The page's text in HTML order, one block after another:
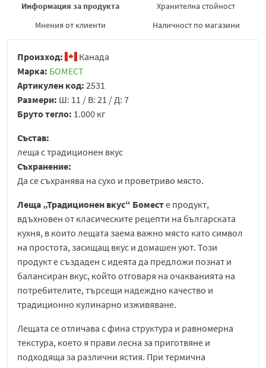
Информация за продукта
Хранителна стойност
Мнения от клиенти
Наличност по магазини
Произход:
Канада
Марка: БОМЕСТ
Артикулен код: 2531
Размери: Ш: 11 / В: 21 / Д: 7
Бруто тегло: 1.000 кг
Състав:
леща с традиционен вкус
Съхранение:
Да се съхранява на сухо и проветриво място.
Леща „Традиционен вкус“ Боместе продукт,
вдъхновен от класическите рецепти на българската
кухня, в които лещата заема важно място като символ
на простота, засищащ вкус и домашен уют. Този
продукт е създаден с идеята да предложи познат и
балансиран вкус, който отговаря на очакванията на
потребителите, търсещи надеждно качество и
традиционно кулинарно изживяване.
Лещата се отличава с фина структура и равномерна
текстура, което я прави лесна за приготвяне и
подходяща за различни ястия. При термична